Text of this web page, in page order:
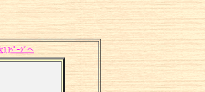
] ]ﾍﾟｰｼﾞへ